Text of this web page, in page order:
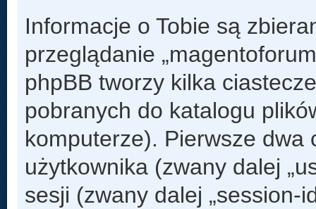
Informacje o Tobie są
przeglądanie
phpBB tworzy kilka
pobranych do katalogu
komputerze). Pierwsze dwa
użytkownika (zwany dalej
sesji (zwany dalej „session-